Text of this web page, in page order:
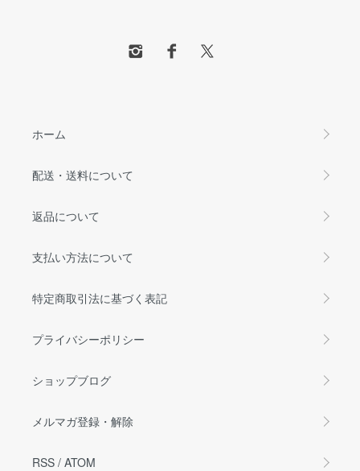
ホーム
配送・送料について
返品について
支払い方法について
特定商取引法に基づく表記
プライバシーポリシー
ショップブログ
メルマガ登録・解除
RSS / ATOM